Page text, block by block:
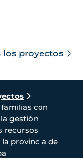
los proyectos
familias con
gestión
recursos
provincia de